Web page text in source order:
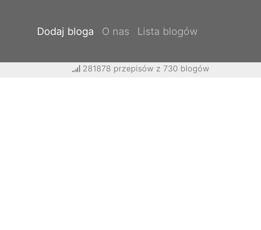
Dodaj bloga O nas Lista blogów
281878 przepisów z 730 blogów